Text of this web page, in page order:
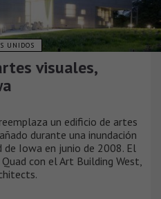
UNIDOS
visuales,
un edificio de artes
durante una inundación
de Iowa en junio de 2008. El
con el Art Building West,